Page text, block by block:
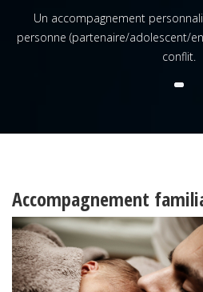
Un accompagnement
personne (partenaire/adolescent/
conflit.
Accompagnement